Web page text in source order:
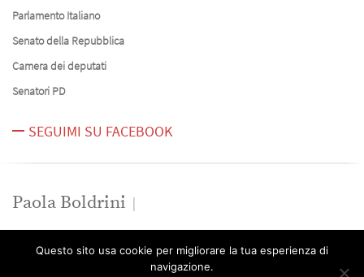
Parlamento Italiano
Senato della Repubblica
Camera dei deputati
Senatori PD
SEGUIMI SU FACEBOOK
Paola Boldrini
News
Contatti
Questo sito usa cookie per migliorare la tua esperienza di
navigazione.